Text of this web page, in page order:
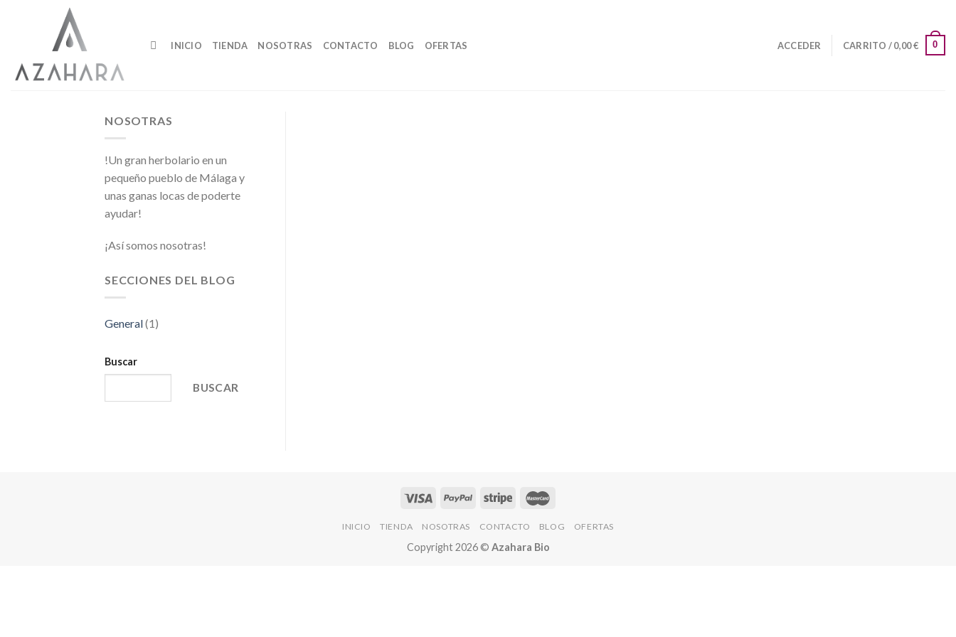
INICIO TIENDA NOSOTRAS CONTACTO BLOG OFERTAS ACCEDER CARRITO /0,00€ 0
NOSOTRAS
!Un gran herbolario en un
pequeño pueblo de Málaga y
unas ganas locas de poderte
ayudar!
¡Así somos nosotras!
SECCIONES DEL BLOG
General(1)
Buscar
BUSCAR
INICIO TIENDA NOSOTRAS CONTACTO BLOG OFERTAS
Copyright 2026 © Azahara Bio